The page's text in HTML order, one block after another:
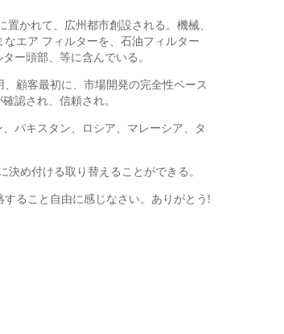
かれて、広州都市創設される。機械、
エア フィルターを、石油フィルター
ー頭部、等に含んでいる。
顧客最初に、市場開発の完全性ベース
認され、信頼され。
パキスタン、ロシア、マレーシア、タ
め付ける取り替えることができる。
ること自由に感じなさい。ありがとう!